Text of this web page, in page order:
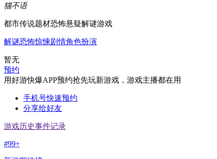
猫不语
都市传说题材恐怖悬疑解谜游戏
解谜恐怖惊悚剧情角色扮演
暂无
预约
用好游快爆APP预约抢先玩新游戏，游戏主播都在用
手机号快速预约
分享给好友
游戏历史事件记录
#99+